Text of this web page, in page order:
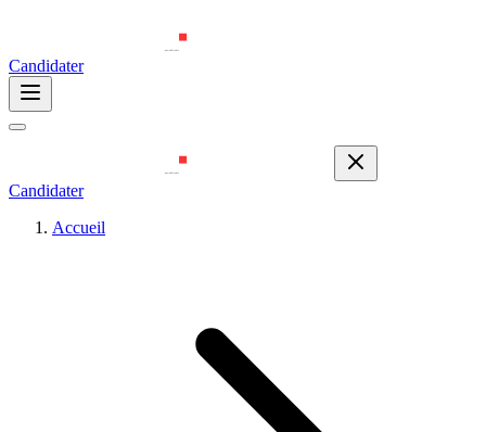
Candidater
Candidater
Accueil